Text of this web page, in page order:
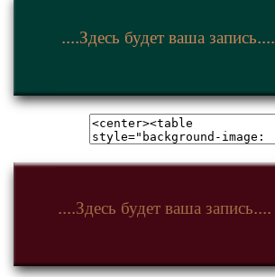
....Здесь будет ваша запись....
....Здесь будет ваша запись....